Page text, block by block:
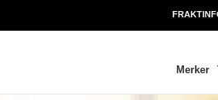
Merker